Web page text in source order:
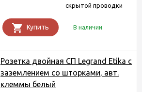
скрытой проводки
Купить В наличии
Розетка двойная СП Legrand Etika с
заземлением со шторками, авт.
клеммы белый